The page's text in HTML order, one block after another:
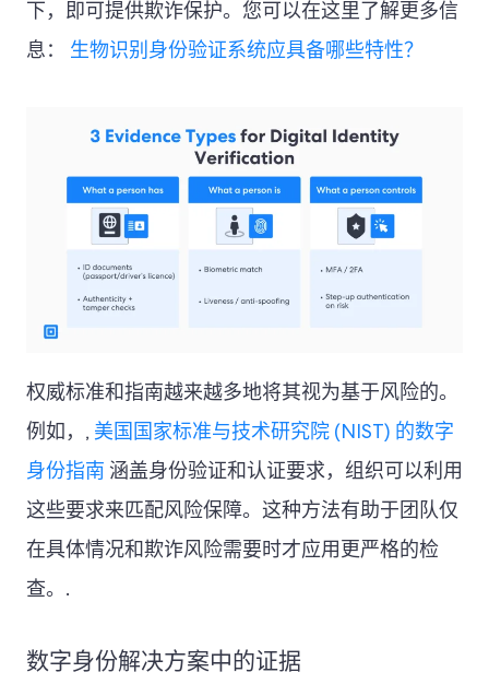
下，即可提供欺诈保护。您可以在这里了解更多信
息： 生物识别身份验证系统应具备哪些特性？
权威标准和指南越来越多地将其视为基于风险的。
例如，, 美国国家标准与技术研究院 (NIST) 的数字
身份指南 涵盖身份验证和认证要求，组织可以利用
这些要求来匹配风险保障。这种方法有助于团队仅
在具体情况和欺诈风险需要时才应用更严格的检
查。.
数字身份解决方案中的证据